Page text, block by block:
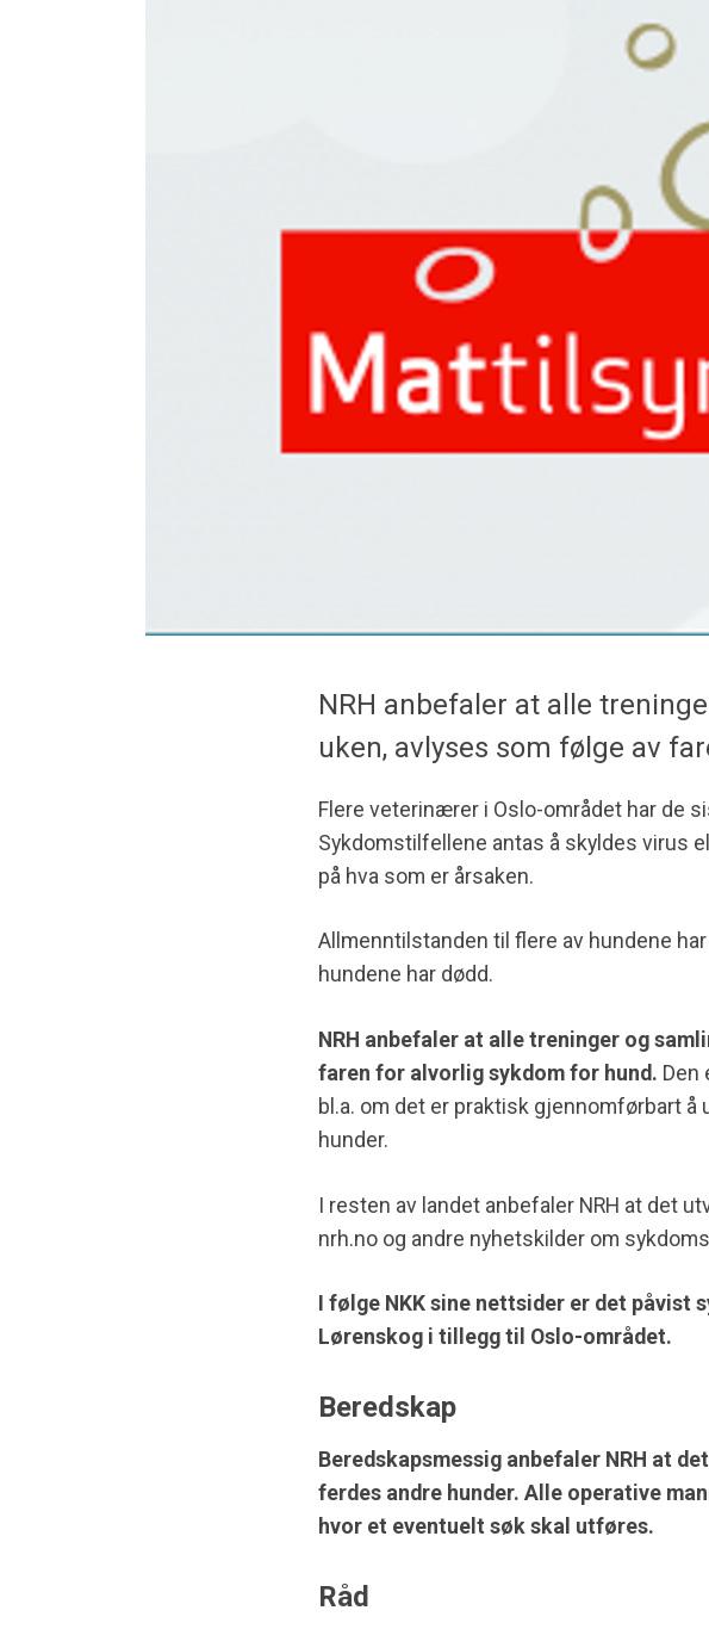
NRH anbefaler at alle
uken, avlyses som følge av
Flere veterinærer i Oslo-området har de
Sykdomstilfellene antas å skyldes virus
på hva som er årsaken.
Allmenntilstanden til flere av hundene
hundene har dødd.
NRH anbefaler at alle treninger og
faren for alvorlig sykdom for hund. Den
bl.a. om det er praktisk gjennomførbart
hunder.
I resten av landet anbefaler NRH at det
nrh.no og andre nyhetskilder om
I følge NKK sine nettsider er det
Lørenskog i tillegg til Oslo-området.
Beredskap
Beredskapsmessig anbefaler NRH at
ferdes andre hunder. Alle operative
hvor et eventuelt søk skal utføres.
Råd